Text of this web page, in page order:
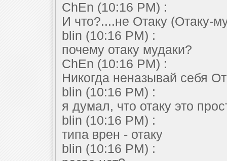
ChEn (10:16 PM) :
И что?....не Отаку (Отаку-
blin (10:16 PM) :
почему отаку мудаки?
ChEn (10:16 PM) :
Никогда неназывай себя
blin (10:16 PM) :
я думал, что отаку это
blin (10:16 PM) :
типа врен - отаку
blin (10:16 PM) :